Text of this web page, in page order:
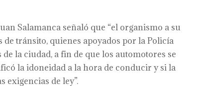
Salamanca señaló que “el organismo a su
tránsito, quienes apoyados por la Policía
la ciudad, a fin de que los automotores se
la idoneidad a la hora de conducir y si la
exigencias de ley”.